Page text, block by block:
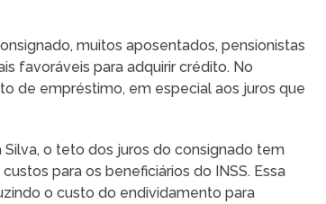
muitos aposentados, pensionistas
favoráveis para adquirir crédito. No
de empréstimo, em especial aos juros que
o teto dos juros do consignado tem
para os beneficiários do INSS. Essa
o custo do endividamento para